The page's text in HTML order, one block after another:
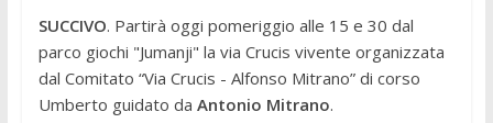
SUCCIVO. Partirà oggi pomeriggio alle 15 e 30 dal
parco giochi "Jumanji" la via Crucis vivente organizzata
dal Comitato “Via Crucis - Alfonso Mitrano” di corso
Umberto guidato da Antonio Mitrano.